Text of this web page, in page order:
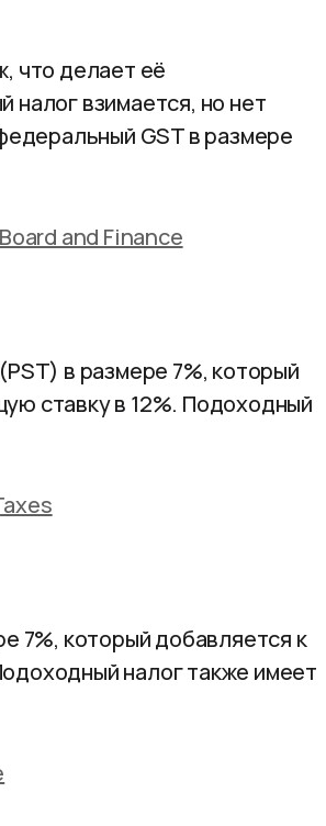
что делает её
налог взимается, но нет
GST в размере
and Finance
в размере 7%, который
ставку в 12%. Подоходный
7%, который добавляется к
налог также имеет